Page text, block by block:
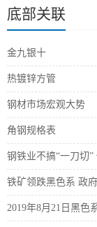
底部关联
金九银十
热镀锌方管
钢材市场宏观大势
角钢规格表
钢铁业不搞“一刀切
铁矿领跌黑色系 政
2019年8月21日黑色